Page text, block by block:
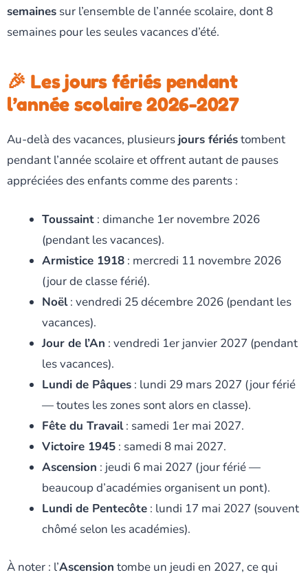
semaines sur l’ensemble de l’année scolaire, dont 8
semaines pour les seules vacances d’été.
🎉 Les jours fériés pendant
l’année scolaire 2026-2027
Au-delà des vacances, plusieurs jours fériéstombent
pendant l’année scolaire et offrent autant de pauses
appréciées des enfants comme des parents :
Toussaint : dimanche 1er novembre 2026
(pendant les vacances).
Armistice 1918 : mercredi 11 novembre 2026
(jour de classe férié).
Noël: vendredi 25 décembre 2026 (pendant les
vacances).
Jour de l’An : vendredi 1er janvier 2027 (pendant
les vacances).
Lundi de Pâques : lundi 29 mars 2027 (jour férié
— toutes les zones sont alors en classe).
Fête du Travail: samedi 1er mai 2027.
Victoire 1945 : samedi 8 mai 2027.
Ascension : jeudi 6 mai 2027 (jour férié —
beaucoup d’académies organisent un pont).
Lundi de Pentecôte : lundi 17 mai 2027 (souvent
chômé selon les académies).
À noter : l’Ascension tombe un jeudi en 2027, ce qui